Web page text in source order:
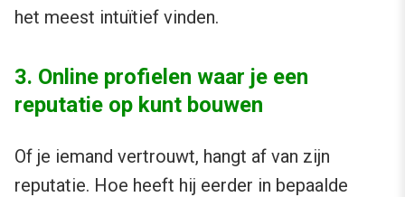
het meest intuïtief vinden.
3. Online profielen waar je een
reputatie op kunt bouwen
Of je iemand vertrouwt, hangt af van zijn
reputatie. Hoe heeft hij eerder in bepaalde